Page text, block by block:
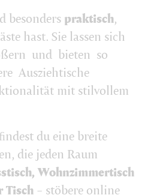
besonders praktisch,
hast. Sie lassen sich
und bieten so
Ausziehtische
mit stilvollem
ﬁndest du eine breite
die jeden Raum
Wohnzimmertisch
Tisch – stöbere online